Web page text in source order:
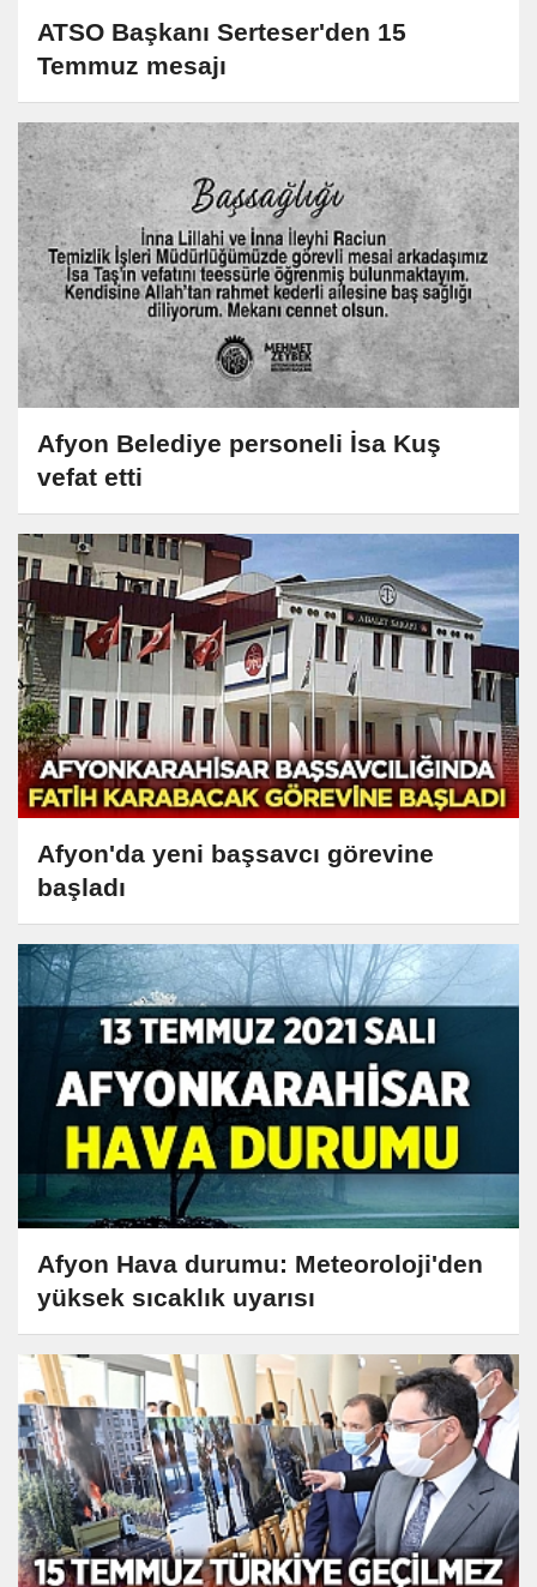
ATSO Başkanı Serteser'den 15
Temmuz mesajı
Afyon Belediye personeli İsa Kuş
vefat etti
Afyon'da yeni başsavcı görevine
başladı
Afyon Hava durumu: Meteoroloji'den
yüksek sıcaklık uyarısı